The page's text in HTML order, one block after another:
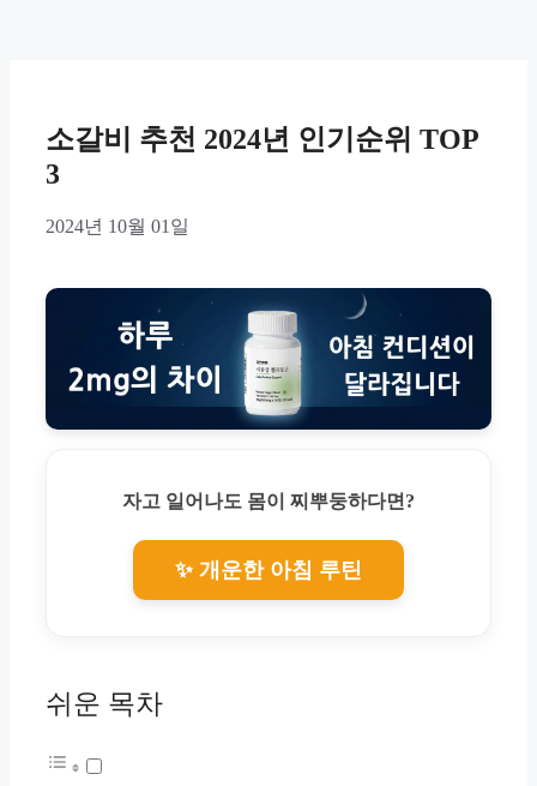
소갈비 추천 2024년 인기순위 TOP
3
2024년 10월 01일
자고 일어나도 몸이 찌뿌둥하다면?
✨ 개운한 아침 루틴
쉬운 목차